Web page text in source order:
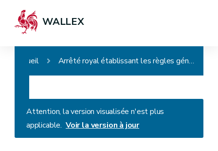
WALLEX
Accueil Arrêté royal établissant les règles générales d'exécution des marchés publics (Ancien intitulé avant la modification du 22 juin 2017 : Arrêté royal établissant les règles générales d'exécution des marchés publics et des concessions de travaux publics)
Attention, la version visualisée n'est plus
applicable. Voir la version à jour